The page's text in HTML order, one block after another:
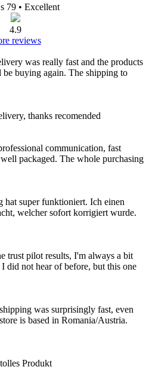
79 • Excellent
4.9
reviews
was really fast and the products
buying again. The shipping to
thanks recomended
communication, fast
packaged. The whole purchasing
hat super funktioniert. Ich einen
welcher sofort korrigiert wurde.
trust pilot results, I'm always a bit
did not hear of before, but this one
was surprisingly fast, even
is based in Romania/Austria.
Produkt